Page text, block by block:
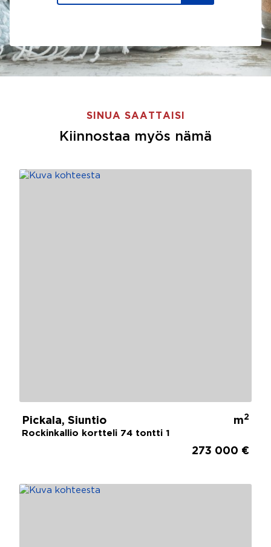
SINUA SAATTAISI
Kiinnostaa myös nämä
Pickala, Siuntio
Rockinkallio kortteli 74 tontti 1
m2
273 000 €